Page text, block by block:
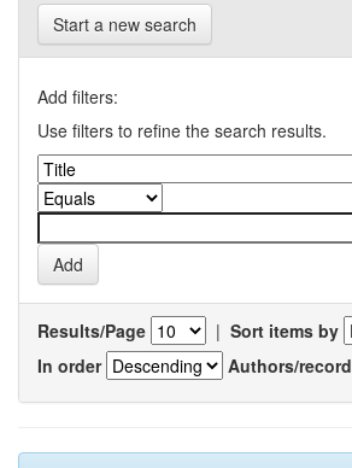
Start a new search
Add filters:
Use filters to refine the search results.
Results/Page | Sort items by
In order
Authors/record